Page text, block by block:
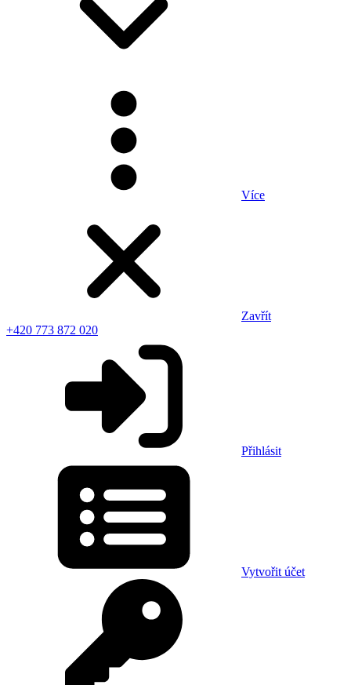
Více
Zavřít
+420 773 872 020
Přihlásit
Vytvořit účet